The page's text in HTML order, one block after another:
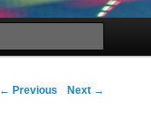
Post navigation
← Previous Next →